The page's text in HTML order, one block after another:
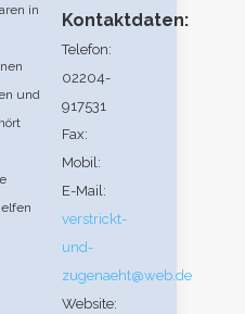
in
und
Kontaktdaten:
Telefon:
02204-
917531
Fax:
Mobil:
E-Mail:
verstrickt-
und-
zugenaeht@web.de
Website: